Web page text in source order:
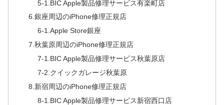
5-1.BIC Apple製品修理サービス有楽町店
6.銀座周辺のiPhone修理正規店
6-1.Apple Store銀座
7.秋葉原周辺のiPhone修理正規店
7-1.BIC Apple製品修理サービス秋葉原店
7-2.クイックガレージ秋葉原
8.新宿周辺のiPhone修理正規店
8-1.BIC Apple製品修理サービス新宿西口店